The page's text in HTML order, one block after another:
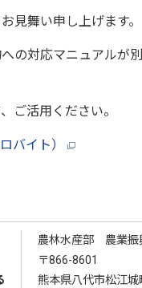
見舞い申し上げます。
の対応マニュアルが
ご活用ください。
バイト）
農林水産部 農業振
〒866-8601
熊本県八代市松江